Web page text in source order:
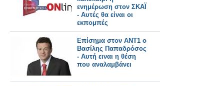
ενημέρωση στον ΣΚΑΪ
- Αυτές θα είναι οι
εκπομπές
Επίσημα στον ΑΝΤ1 ο
Βασίλης Παπαδρόσος
- Αυτή ειναι η θέση
που αναλαμβάνει